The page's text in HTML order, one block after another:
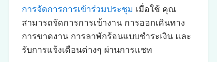
การจัดการการเข้าร่วมประชุม เมื่อใช้ คุณ
สามารถจัดการการเข้างาน การออกเดินทาง
การขาดงาน การลาพักร้อนแบบชำระเงิน และ
รับการแจ้งเตือนต่างๆ ผ่านการแชท